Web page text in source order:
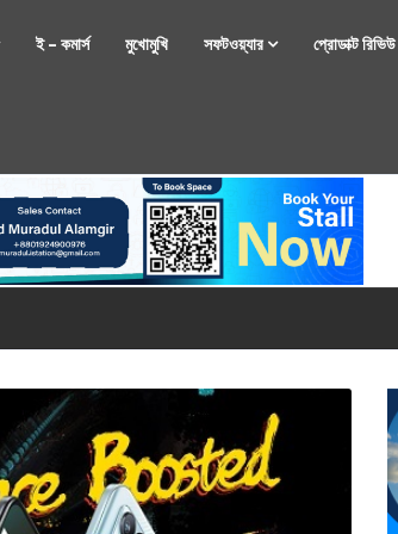
ই – কমার্স মুখোমুখি সফটওয়্যার প্রোডাক্ট রিভিউ